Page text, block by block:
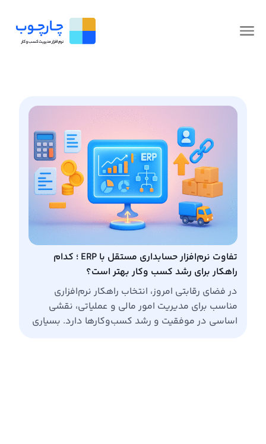
تفاوت نرم‌افزار حسابداری مستقل با ERP ؛ کدام
راهکار برای رشد کسب ‌وکار بهتر است؟
در فضای رقابتی امروز، انتخاب راهکار نرم‌افزاری
مناسب برای مدیریت امور مالی و عملیاتی، نقشی
اساسی در موفقیت و رشد کسب‌وکارها دارد. بسیاری